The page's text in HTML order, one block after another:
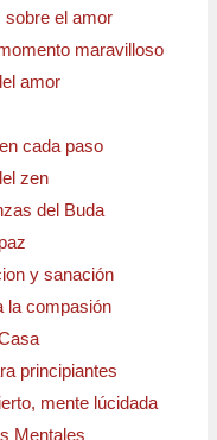
sobre el amor
maravilloso
amor
cada paso
zen
del Buda
y sanación
la compasión
principiantes
mente lúcidada
Mentales